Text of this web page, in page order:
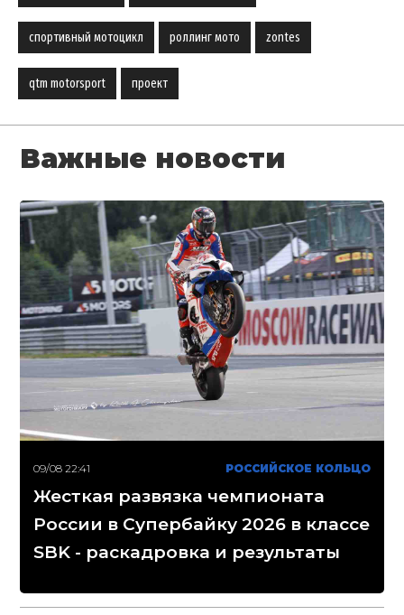
спортивный мотоцикл роллинг мото zontes
qtm motorsport проект
Важные новости
09/08 22:41 РОССИЙСКОЕ КОЛЬЦО
Жесткая развязка чемпионата
России в Супербайку 2026 в классе
SBK - раскадровка и результаты